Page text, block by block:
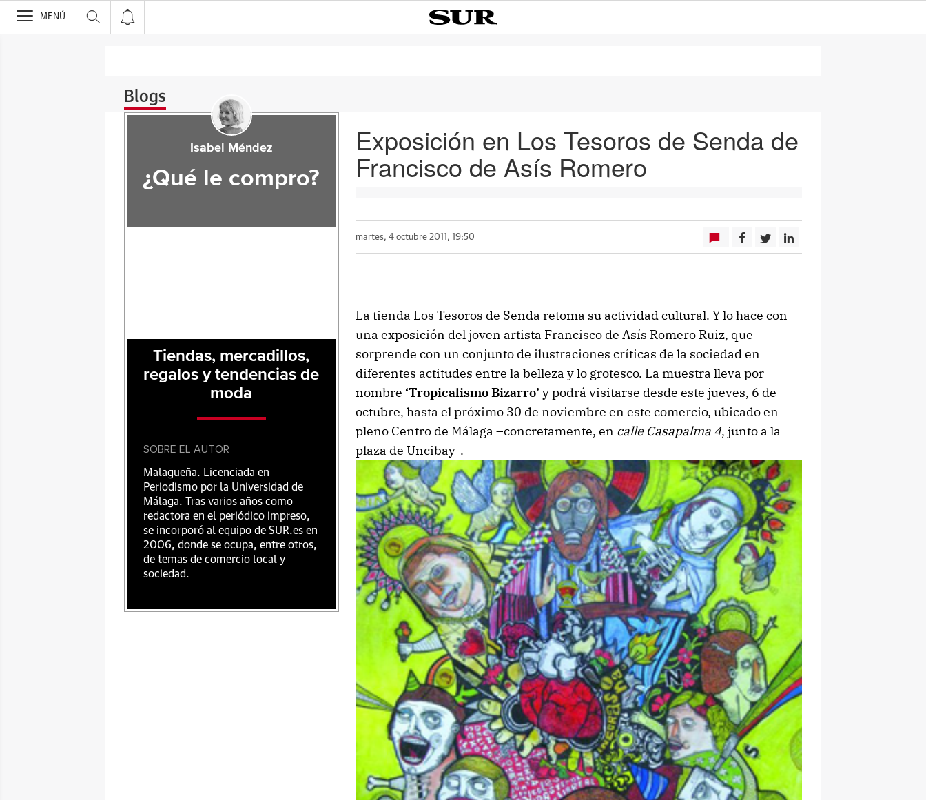
>
MENÚ
Blogs
Exposición en Los Tesoros de Senda de
Francisco de Asís Romero
martes, 4 octubre 2011, 19:50
La tienda Los Tesoros de Senda retoma su actividad cultural. Y lo hace con
una exposición del joven artista Francisco de Asís Romero Ruiz, que
sorprende con un conjunto de ilustraciones críticas de la sociedad en
diferentes actitudes entre la belleza y lo grotesco. La muestra lleva por
nombre ‘Tropicalismo Bizarro’ y podrá visitarse desde este jueves, 6 de
octubre, hasta el próximo 30 de noviembre en este comercio, ubicado en
pleno Centro de Málaga –concretamente, en calle Casapalma 4, junto a la
plaza de Uncibay-.
Isabel Méndez
¿Qué le compro?
Tiendas, mercadillos,
regalos y tendencias de
moda
SOBRE EL AUTOR
Malagueña. Licenciada en
Periodismo por la Universidad de
Málaga. Tras varios años como
redactora en el periódico impreso,
se incorporó al equipo de SUR.es en
2006, donde se ocupa, entre otros,
de temas de comercio local y
sociedad.